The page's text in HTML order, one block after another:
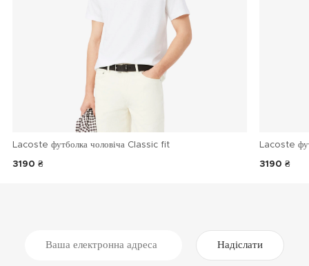
Lacoste футболка чоловіча Classic fit
3190 ₴
Lacoste
3190 ₴
Надіслати